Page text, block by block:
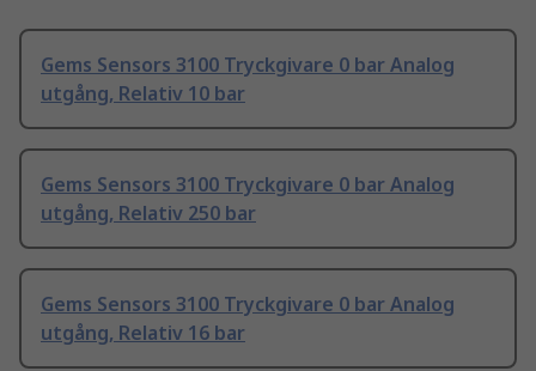
Gems Sensors 3100 Tryckgivare 0 bar Analog
utgång, Relativ 10 bar
Gems Sensors 3100 Tryckgivare 0 bar Analog
utgång, Relativ 250 bar
Gems Sensors 3100 Tryckgivare 0 bar Analog
utgång, Relativ 16 bar